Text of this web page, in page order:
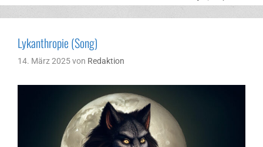
Lykanthropie (Song)
14. März 2025von Redaktion